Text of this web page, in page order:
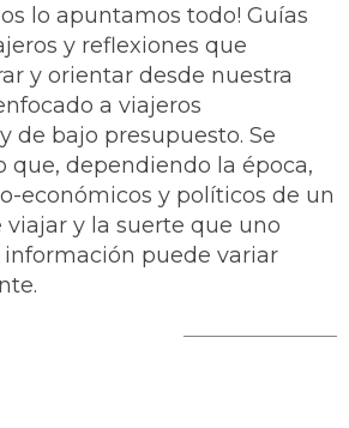
lo apuntamos todo! Guías
y reflexiones que
y orientar desde nuestra
a viajeros
de bajo presupuesto. Se
que, dependiendo la época,
económicos y políticos de un
viajar y la suerte que uno
puede variar